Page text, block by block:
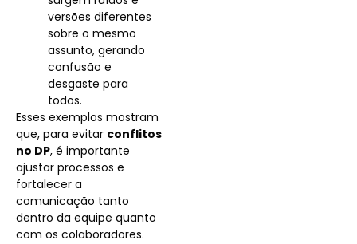
versões diferentes
sobre o mesmo
assunto, gerando
confusão e
desgaste para
todos.
Esses exemplos mostram
que, para evitar conflitos
no DP, é importante
ajustar processos e
fortalecer a
comunicação tanto
dentro da equipe quanto
com os colaboradores.